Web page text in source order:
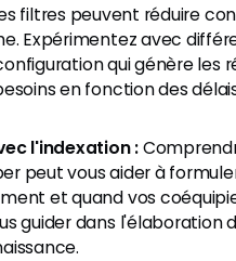
filtres peuvent réduire
Expérimentez avec
qui génère les
en fonction des
l'indexation :
peut vous aider à
et quand vos
guider dans l'élaboration